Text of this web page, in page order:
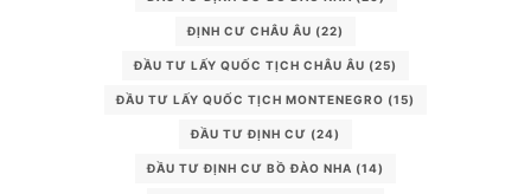
ĐỊNH CƯ CHÂU ÂU (22)
ĐẦU TƯ LẤY QUỐC TỊCH CHÂU ÂU (25)
ĐẦU TƯ LẤY QUỐC TỊCH MONTENEGRO (15)
ĐẦU TƯ ĐỊNH CƯ (24)
ĐẦU TƯ ĐỊNH CƯ BỒ ĐÀO NHA (14)